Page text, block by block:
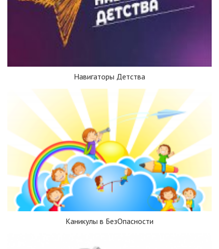
Навигаторы Детства
Каникулы в БезОпасности